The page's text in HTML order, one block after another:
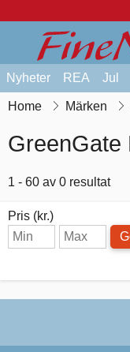
Nyheter REA Jul
Home Märken
GreenGate
1 - 60 av 0 resultat
Pris (kr.)